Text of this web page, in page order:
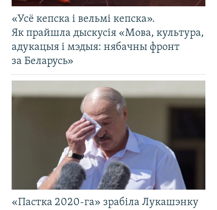
«Усё кепска і вельмі кепска».
Як прайшла дыскусія «Мова, культура,
адукацыя і мэдыя: нябачны фронт
за Беларусь»
«Пастка 2020-га» зрабіла Лукашэнку